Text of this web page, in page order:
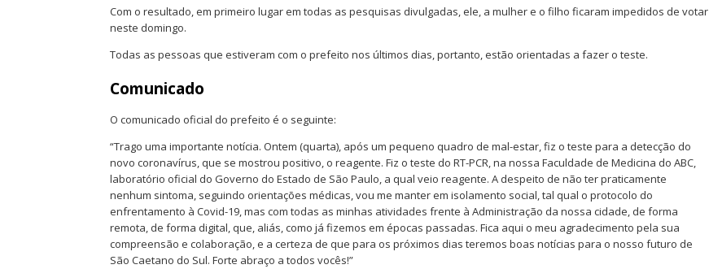
Com o resultado, em primeiro lugar em todas as pesquisas divulgadas, ele, a mulher e o filho ficaram impedidos de votar
neste domingo.
Todas as pessoas que estiveram com o prefeito nos últimos dias, portanto, estão orientadas a fazer o teste.
Comunicado
O comunicado oficial do prefeito é o seguinte:
“Trago uma importante notícia. Ontem (quarta), após um pequeno quadro de mal-estar, fiz o teste para a detecção do
novo coronavírus, que se mostrou positivo, o reagente. Fiz o teste do RT-PCR, na nossa Faculdade de Medicina do ABC,
laboratório oficial do Governo do Estado de São Paulo, a qual veio reagente. A despeito de não ter praticamente
nenhum sintoma, seguindo orientações médicas, vou me manter em isolamento social, tal qual o protocolo do
enfrentamento à Covid-19, mas com todas as minhas atividades frente à Administração da nossa cidade, de forma
remota, de forma digital, que, aliás, como já fizemos em épocas passadas. Fica aqui o meu agradecimento pela sua
compreensão e colaboração, e a certeza de que para os próximos dias teremos boas notícias para o nosso futuro de
São Caetano do Sul. Forte abraço a todos vocês!”